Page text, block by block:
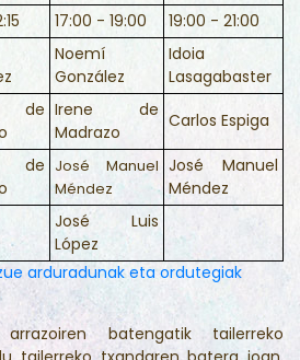
17:00 - 19:00
19:00 - 21:00
Noemí
González
Idoia
Lasagabaster
de Irene de
Madrazo
Carlos Espiga
de José Manuel
Méndez
José Manuel
Méndez
José Luis
López
arduradunak eta ordutegiak
arrazoiren batengatik tailerreko